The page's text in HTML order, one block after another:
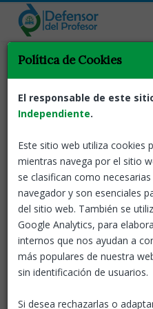
El Defensor del
emocional del
la sobrecarga
falta de
18 Nov, 2025
El servicio prestado
46.321 docentes en
Política de Cookies
El responsable de este
Independiente.
Este sitio web utiliza cookies
mientras navega por el sitio
se clasifican como
navegador y son esenciales
del sitio web. También se
Google Analytics, para
internos que nos ayudan a
más populares de nuestra
sin identificación de usuarios.
Si desea rechazarlas o